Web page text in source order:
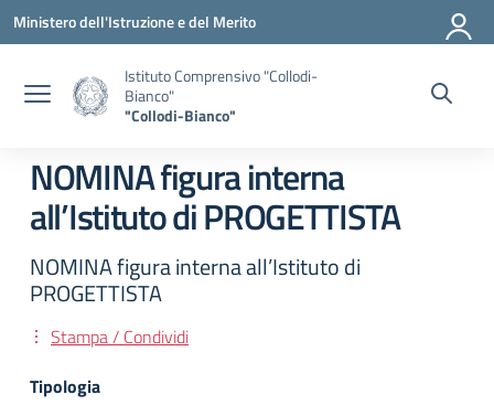
Vai ai contenuti
Vai al menu di navigazione
Vai al footer
Ministero dell'Istruzione e del Merito
Istituto Comprensivo "Collodi-
Bianco"
"Collodi-Bianco"
NOMINA figura interna
all’Istituto di PROGETTISTA
NOMINA figura interna all’Istituto di
PROGETTISTA
Stampa / Condividi
Tipologia